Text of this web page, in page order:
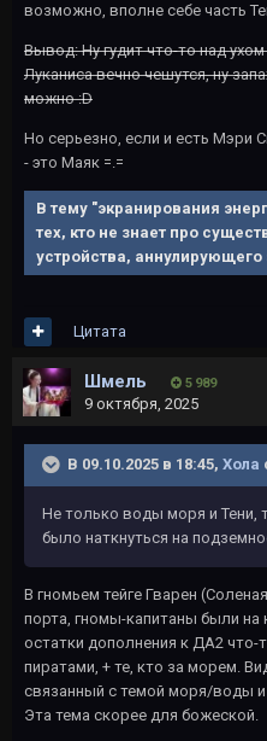
возможно, вполне себе часть
Вывод: Ну гудит что-то над
Луканиса вечно чешутся, ну
можно:D
Но серьезно, если и есть Мэри
- это Маяк =.=
В тему "экранирования
тех, кто не знает про
устройства,
Цитата
Шмель 5 989
9 октября, 2025
В 09.10.2025 в 18:45, Хола
Не только воды моря и
было наткнуться на
В гномьем тейге Гварен
порта, гномы-капитаны были на
остатки дополнения к ДА2 что-
пиратами, + те, кто за морем.
связанный с темой моря/воды
Эта тема скорее для божеской.